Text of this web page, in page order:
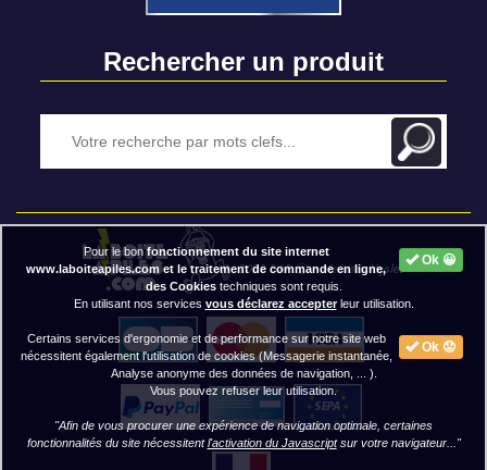
Rechercher un produit
2020 BAP ⓒ - Mentions légales
Ok 😀
Pour le bonfonctionnement du site internet
www.laboiteapiles.com et le traitement de commande en ligne,
des Cookiestechniques sont requis.
En utilisant nos services vous déclarez accepterleur utilisation.
Ok 😟
Certains services d'ergonomie et de performance sur notre site web
nécessitent également l'utilisation de cookies (Messagerie instantanée,
Analyse anonyme des données de navigation, ... ).
Vous pouvez refuser leur utilisation.
"Afin de vous procurer une expérience de navigation optimale, certaines
fonctionnalités du site nécessitentl'activation du Javascriptsur votre navigateur..."